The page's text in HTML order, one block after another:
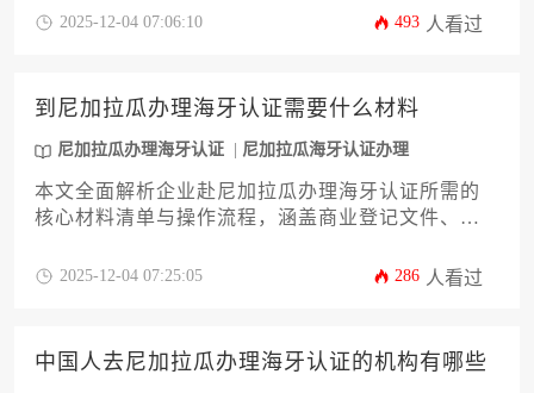
文件类型、办理机构效率以及季节因素影响显著。
理海牙认证的全流程时间节点，并提供优化办理周
期的实用策略，助力企业高效完成合规准备。
2025-12-04 07:06:10 493 人看过
到尼加拉瓜办理海牙认证需要什么材料
尼加拉瓜办理海牙认证 尼加拉瓜海牙认证办理
本文全面解析企业赴尼加拉瓜办理海牙认证所需的
核心材料清单与操作流程，涵盖商业登记文件、授
认证时效、费用构成及常见风险防控措施，为跨国
准备与流程合规性问题。
2025-12-04 07:25:05 286 人看过
中国人去尼加拉瓜办理海牙认证的机构有哪些